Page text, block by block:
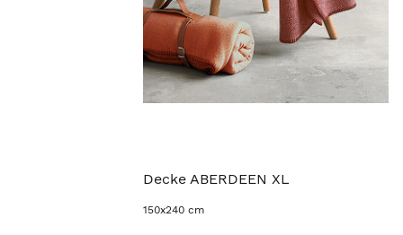
Decke ABERDEEN XL
150x240 cm